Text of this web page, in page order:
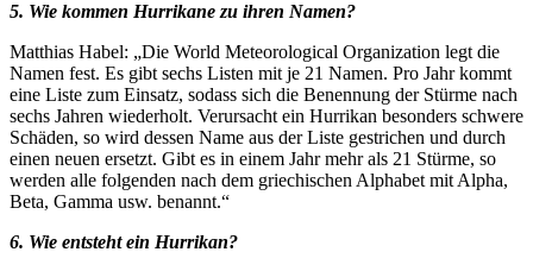
5. Wie kommen Hurrikane zu ihren Namen?
Matthias Habel: „Die World Meteorological Organization legt die
Namen fest. Es gibt sechs Listen mit je 21 Namen. Pro Jahr kommt
eine Liste zum Einsatz, sodass sich die Benennung der Stürme nach
sechs Jahren wiederholt. Verursacht ein Hurrikan besonders schwere
Schäden, so wird dessen Name aus der Liste gestrichen und durch
einen neuen ersetzt. Gibt es in einem Jahr mehr als 21 Stürme, so
werden alle folgenden nach dem griechischen Alphabet mit Alpha,
Beta, Gamma usw. benannt.“
6. Wie entsteht ein Hurrikan?